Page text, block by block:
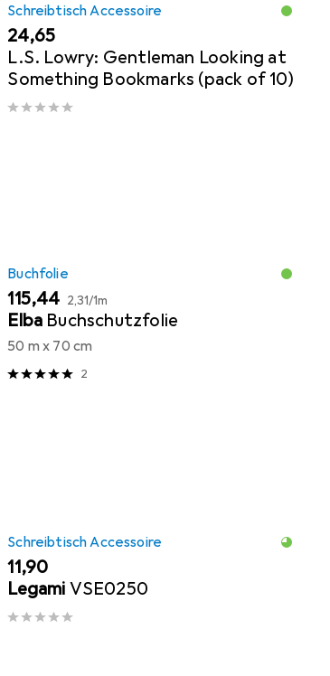
Schreibtisch Accessoire
EUR
24,65
L.S. Lowry: Gentleman Looking at
Something Bookmarks (pack of 10)
Buchfolie
EUR
115,44 EUR
2,31/1m
Elba Buchschutzfolie
50 m x 70 cm
2
Schreibtisch Accessoire
EUR
11,90
Legami VSE0250